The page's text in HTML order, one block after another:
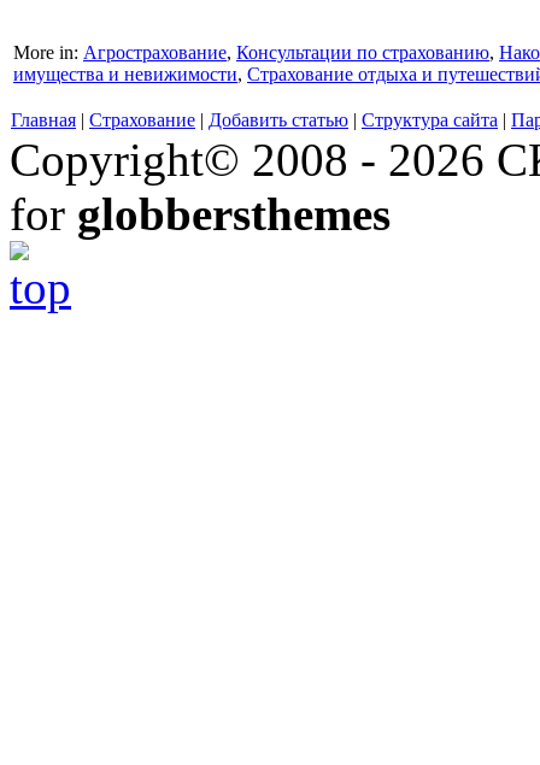
More in: Агрострахование, Консультации по страхованию,
имущества и невижимости, Страхование отдыха и
Главная | Страхование | Добавить статью | Структура сайта |
Copyright© 2008 - 2026
for globbersthemes